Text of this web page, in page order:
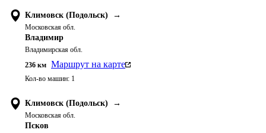
Климовск (Подольск) →
Московская обл.
Владимир
Владимирская обл.
236 км Маршрут на карте
Кол-во машин: 1
Климовск (Подольск) →
Московская обл.
Псков